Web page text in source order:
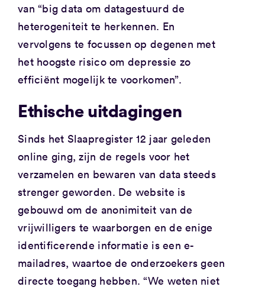
van “big data om datagestuurd de
heterogeniteit te herkennen. En
vervolgens te focussen op degenen met
het hoogste risico om depressie zo
efficiënt mogelijk te voorkomen”.
Ethische uitdagingen
Sinds het Slaapregister 12 jaar geleden
online ging, zijn de regels voor het
verzamelen en bewaren van data steeds
strenger geworden. De website is
gebouwd om de anonimiteit van de
vrijwilligers te waarborgen en de enige
identificerende informatie is een e-
mailadres, waartoe de onderzoekers geen
directe toegang hebben. “We weten niet